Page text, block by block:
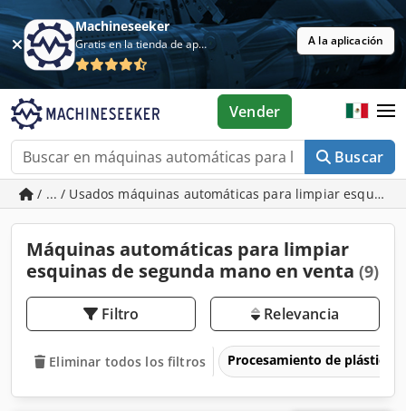
Machineseeker
Gratis en la tienda de aplicaciones A la aplicación
Buscar
Vender
/ ... / Usados máquinas automáticas para limpiar esquinas
Máquinas automáticas para limpiar
esquinas de segunda mano en venta (9)
Filtro Relevancia
Eliminar todos los filtros Procesamiento de plásticos